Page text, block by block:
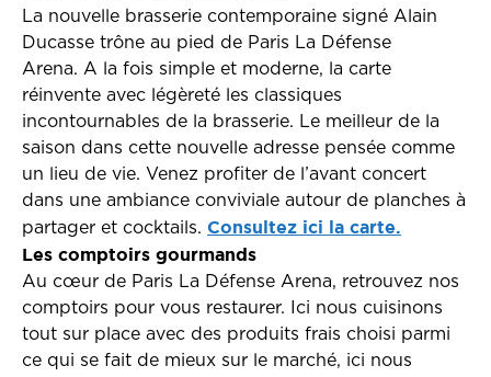
La nouvelle brasserie contemporaine signé Alain
Ducasse trône au pied de Paris La Défense
Arena. A la fois simple et moderne, la carte
réinvente avec légèreté les classiques
incontournables de la brasserie. Le meilleur de la
saison dans cette nouvelle adresse pensée comme
un lieu de vie. Venez profiter de l’avant concert
dans une ambiance conviviale autour de planches à
partager et cocktails. Consultez ici la carte.
Les comptoirs gourmands
Au cœur de Paris La Défense Arena, retrouvez nos
comptoirs pour vous restaurer. Ici nous cuisinons
tout sur place avec des produits frais choisi parmi
ce qui se fait de mieux sur le marché, ici nous